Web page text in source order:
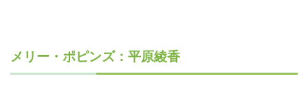
メリー・ポピンズ：平原綾香